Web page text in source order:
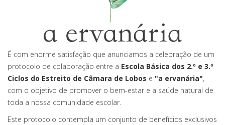
É com enorme satisfação que anunciamos a celebração de um
protocolo de colaboração entre a Escola Básica dos 2.º e 3.º
Ciclos do Estreito de Câmara de Lobos e "a ervanária",
com o objetivo de promover o bem-estar e a saúde natural de
toda a nossa comunidade escolar.
Este protocolo contempla um conjunto de benefícios exclusivos